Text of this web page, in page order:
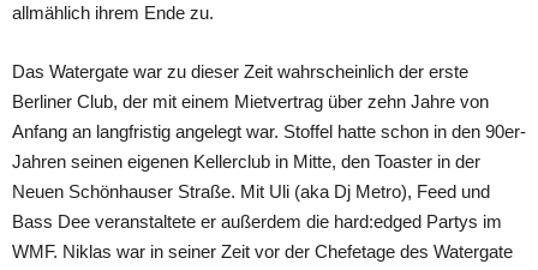
allmählich ihrem Ende zu.
Das Watergate war zu dieser Zeit wahrscheinlich der erste
Berliner Club, der mit einem Mietvertrag über zehn Jahre von
Anfang an langfristig angelegt war. Stoffel hatte schon in den 90er-
Jahren seinen eigenen Kellerclub in Mitte, den Toaster in der
Neuen Schönhauser Straße. Mit Uli (aka Dj Metro), Feed und
Bass Dee veranstaltete er außerdem die hard:edged Partys im
WMF. Niklas war in seiner Zeit vor der Chefetage des Watergate